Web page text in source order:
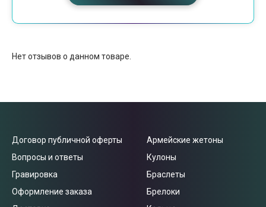
Нет отзывов о данном товаре.
Договор публичной оферты
Вопросы и ответы
Гравировка
Оформление заказа
Армейские жетоны
Кулоны
Браслеты
Брелоки